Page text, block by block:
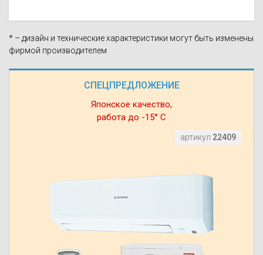
СПЕЦПРЕДЛОЖЕНИЕ
Японское качество,
работа до -15° С
артикул 22409
* – дизайн и технические характеристики могут быть изменены
фирмой производителем